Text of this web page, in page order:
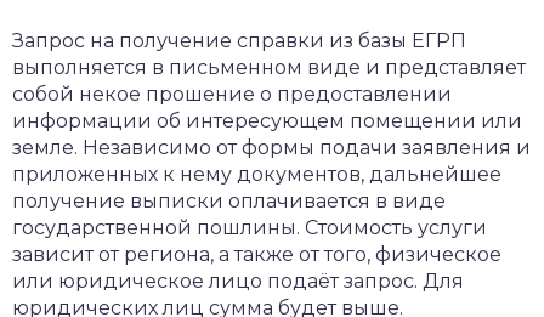
Запрос на получение справки из базы ЕГРП
выполняется в письменном виде и представляет
собой некое прошение о предоставлении
информации об интересующем помещении или
земле. Независимо от формы подачи заявления и
приложенных к нему документов, дальнейшее
получение выписки оплачивается в виде
государственной пошлины. Стоимость услуги
зависит от региона, а также от того, физическое
или юридическое лицо подаёт запрос. Для
юридических лиц сумма будет выше.